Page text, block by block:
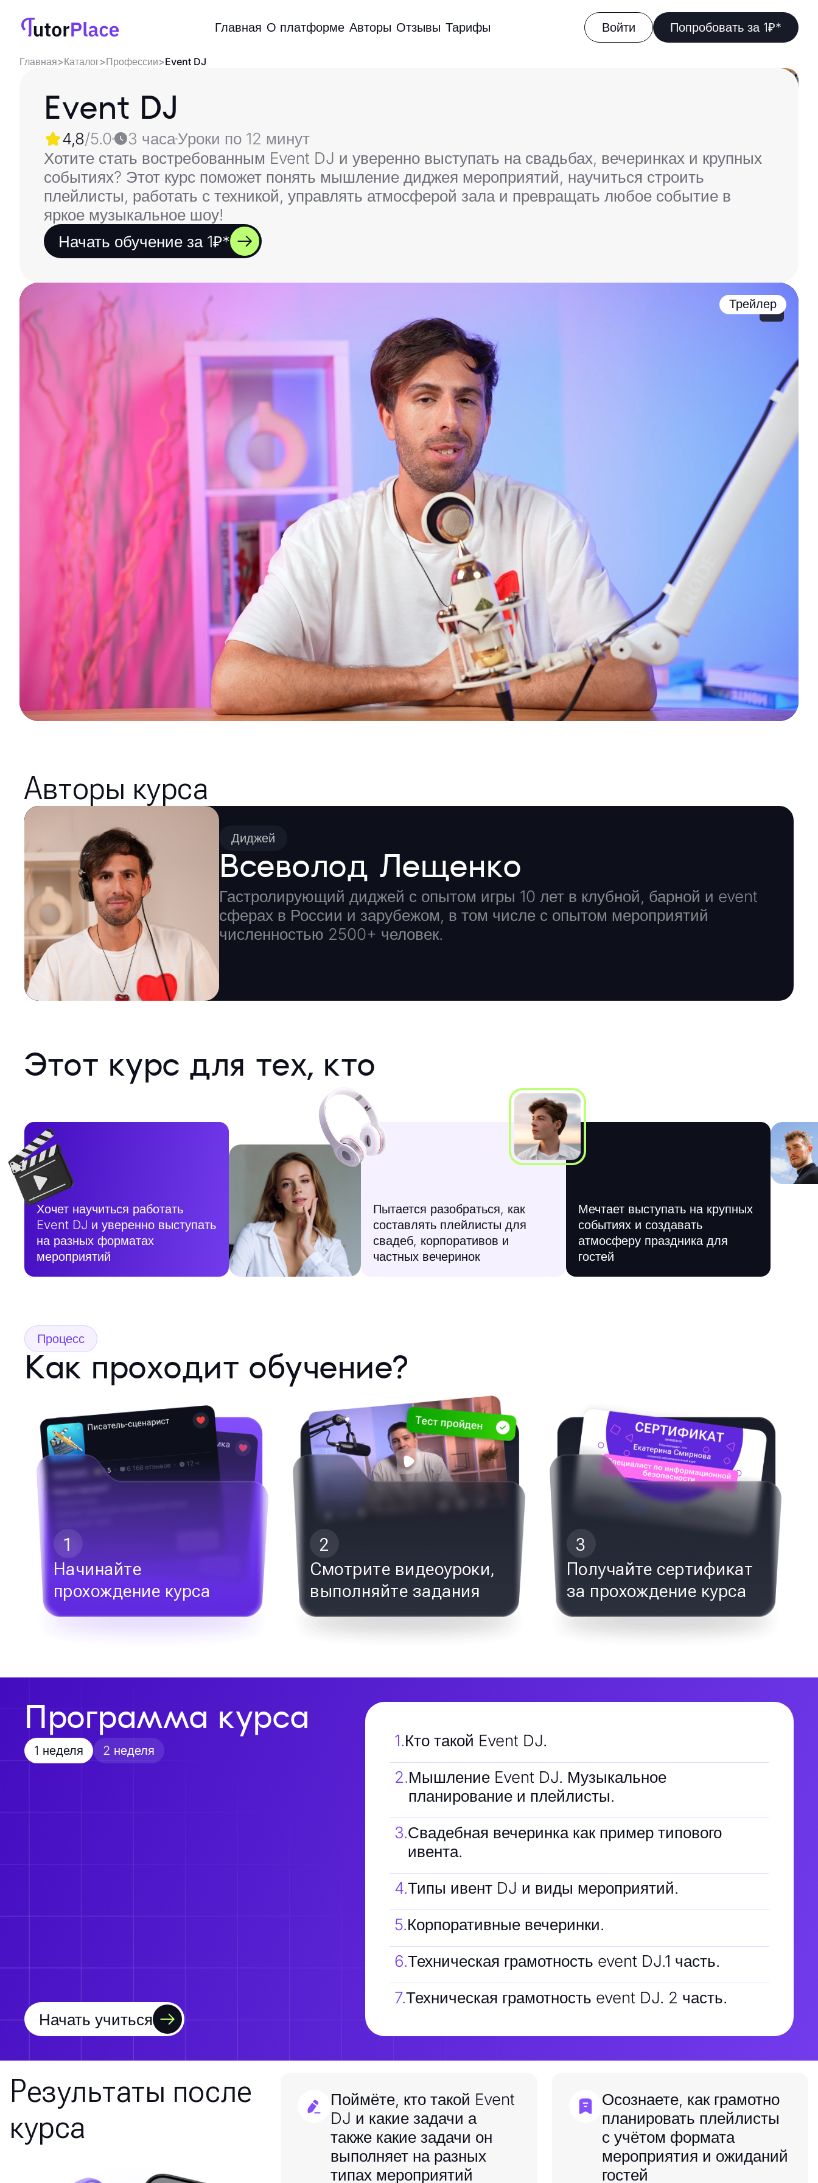
Главная О платформе Авторы Отзывы Тарифы Войти Попробовать за 1₽*
Главная>Каталог>Профессии>Event DJ
Event DJ
4,8/5.0 3 часаУроки по 12 минут
Хотите стать востребованным Event DJ и уверенно выступать на свадьбах, вечеринках и крупных
событиях? Этот курс поможет понять мышление диджея мероприятий, научиться строить
плейлисты, работать с техникой, управлять атмосферой зала и превращать любое событие в
яркое музыкальное шоу!
Начать обучение за 1₽*
Трейлер
Авторы курса
Диджей
Всеволод Лещенко
Гастролирующий диджей с опытом игры 10 лет в клубной, барной и event
сферах в России и зарубежом, в том числе с опытом мероприятий
численностью 2500+ человек.
Этот курс для тех, кто
Хочет научиться работать
Event DJ и уверенно выступать
на разных форматах
мероприятий
Пытается разобраться, как
составлять плейлисты для
свадеб, корпоративов и
частных вечеринок
Мечтает выступать на крупных
событиях и создавать
атмосферу праздника для
гостей
Процесс
Как проходит обучение?
1
Начинайте
прохождение курса
2
Смотрите видеоуроки,
выполняйте задания
3
Получайте сертификат
за прохождение курса
Программа курса
1 неделя 2 неделя
Начать учиться
1.Кто такой Event DJ.
2.Мышление Event DJ. Музыкальное
планирование и плейлисты.
3.Свадебная вечеринка как пример типового
ивента.
4.Типы ивент DJ и виды мероприятий.
5.Корпоративные вечеринки.
6.Техническая грамотность event DJ.1 часть.
7.Техническая грамотность event DJ. 2 часть.
Результаты после
курса
Поймёте, кто такой Event
DJ и какие задачи а
также какие задачи он
выполняет на разных
типах мероприятий
Осознаете, как грамотно
планировать плейлисты
с учётом формата
мероприятия и ожиданий
гостей